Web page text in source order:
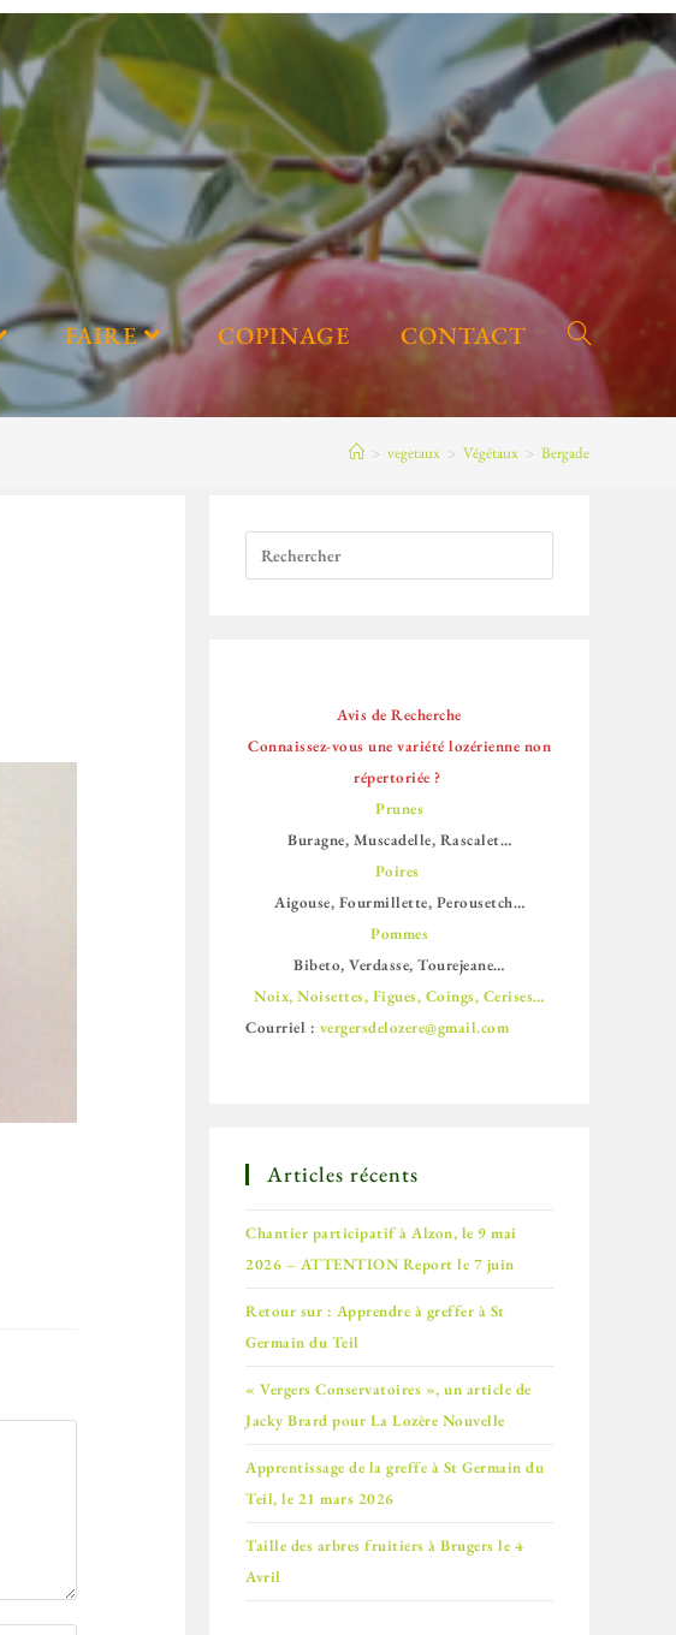
FAIRE COPINAGE CONTACT
> vegetaux > Végétaux > Bergade
Avis de Recherche
Connaissez-vous une variété lozérienne non
répertoriée ?
Prunes
Buragne, Muscadelle, Rascalet…
Poires
Aigouse, Fourmillette, Perousetch…
Pommes
Bibeto, Verdasse, Tourejeane…
Noix, Noisettes, Figues, Coings, Cerises…
Courriel : vergersdelozere@gmail.com
Articles récents
Chantier participatif à Alzon, le 9 mai
2026 – ATTENTION Report le 7 juin
Retour sur : Apprendre à greffer à St
Germain du Teil
« Vergers Conservatoires », un article de
Jacky Brard pour La Lozère Nouvelle
Apprentissage de la greffe à St Germain du
Teil, le 21 mars 2026
Taille des arbres fruitiers à Brugers le 4
Avril